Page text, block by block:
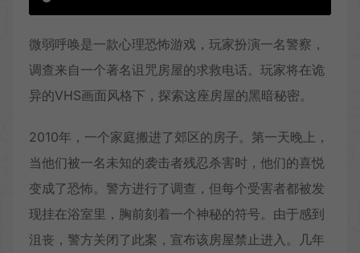
微弱呼唤是一款心理恐怖游戏，玩家扮演一名警察，
调查来自一个著名诅咒房屋的求救电话。玩家将在诡
异的VHS画面风格下，探索这座房屋的黑暗秘密。
2010年，一个家庭搬进了郊区的房子。第一天晚上，
当他们被一名未知的袭击者残忍杀害时，他们的喜悦
变成了恐怖。警方进行了调查，但每个受害者都被发
现挂在浴室里，胸前刻着一个神秘的符号。由于感到
沮丧，警方关闭了此案，宣布该房屋禁止进入。几年